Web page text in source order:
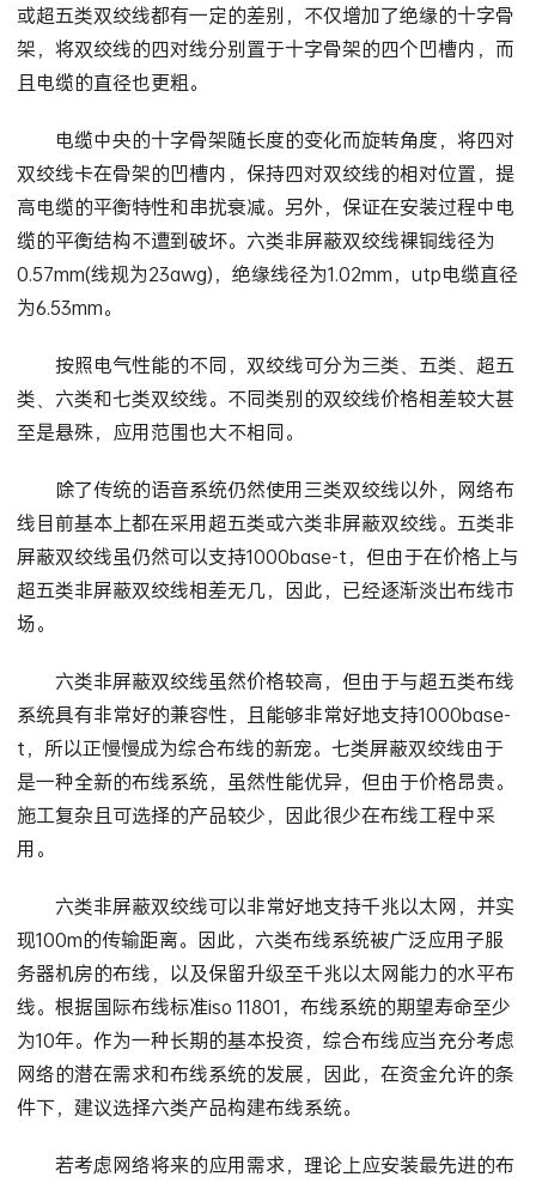
或超五类双绞线都有一定的差别，不仅增加了绝缘的十字骨
架，将双绞线的四对线分别置于十字骨架的四个凹槽内，而
且电缆的直径也更粗。
电缆中央的十字骨架随长度的变化而旋转角度，将四对
双绞线卡在骨架的凹槽内，保持四对双绞线的相对位置，提
高电缆的平衡特性和串扰衰减。另外，保证在安装过程中电
缆的平衡结构不遭到破坏。六类非屏蔽双绞线裸铜线径为
0.57mm(线规为23awg)，绝缘线径为1.02mm，utp电缆直径
为6.53mm。
按照电气性能的不同，双绞线可分为三类、五类、超五
类、六类和七类双绞线。不同类别的双绞线价格相差较大甚
至是悬殊，应用范围也大不相同。
除了传统的语音系统仍然使用三类双绞线以外，网络布
线目前基本上都在采用超五类或六类非屏蔽双绞线。五类非
屏蔽双绞线虽仍然可以支持1000base-t，但由于在价格上与
超五类非屏蔽双绞线相差无几，因此，已经逐渐淡出布线市
场。
六类非屏蔽双绞线虽然价格较高，但由于与超五类布线
系统具有非常好的兼容性，且能够非常好地支持1000base-
t，所以正慢慢成为综合布线的新宠。七类屏蔽双绞线由于
是一种全新的布线系统，虽然性能优异，但由于价格昂贵。
施工复杂且可选择的产品较少，因此很少在布线工程中采
用。
六类非屏蔽双绞线可以非常好地支持千兆以太网，并实
现100m的传输距离。因此，六类布线系统被广泛应用子服
务器机房的布线，以及保留升级至千兆以太网能力的水平布
线。根据国际布线标准iso 11801，布线系统的期望寿命至少
为10年。作为一种长期的基本投资，综合布线应当充分考虑
网络的潜在需求和布线系统的发展，因此，在资金允许的条
件下，建议选择六类产品构建布线系统。
若考虑网络将来的应用需求，理论上应安装最先进的布